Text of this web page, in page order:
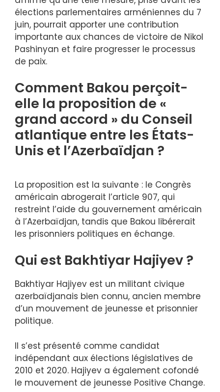
élections parlementaires arméniennes du 7
juin, pourrait apporter une contribution
importante aux chances de victoire de Nikol
Pashinyan et faire progresser le processus
de paix.
Comment Bakou perçoit-
elle la proposition de «
grand accord » du Conseil
atlantique entre les États-
Unis et l’Azerbaïdjan ?
La proposition est la suivante : le Congrès
américain abrogerait l’article 907, qui
restreint l’aide du gouvernement américain
à l’Azerbaïdjan, tandis que Bakou libérerait
les prisonniers politiques en échange.
Qui est Bakhtiyar Hajiyev ?
Bakhtiyar Hajiyev est un militant civique
azerbaïdjanais bien connu, ancien membre
d’un mouvement de jeunesse et prisonnier
politique.
Il s’est présenté comme candidat
indépendant aux élections législatives de
2010 et 2020. Hajiyev a également cofondé
le mouvement de jeunesse Positive Change.